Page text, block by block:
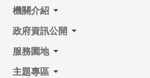
機關介紹
政府資訊公開
服務園地
主題專區